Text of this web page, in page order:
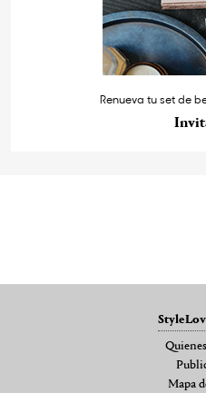
Renueva tu set de
Mapa